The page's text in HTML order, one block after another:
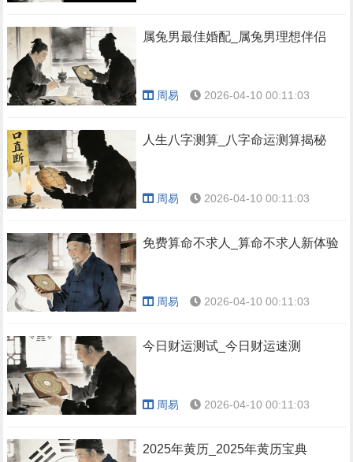
属兔男最佳婚配_属兔男理想伴侣
周易 2026-04-10 00:11:03
人生八字测算_八字命运测算揭秘
周易 2026-04-10 00:11:03
免费算命不求人_算命不求人新体验
周易 2026-04-10 00:11:03
今日财运测试_今日财运速测
周易 2026-04-10 00:11:03
2025年黄历_2025年黄历宝典